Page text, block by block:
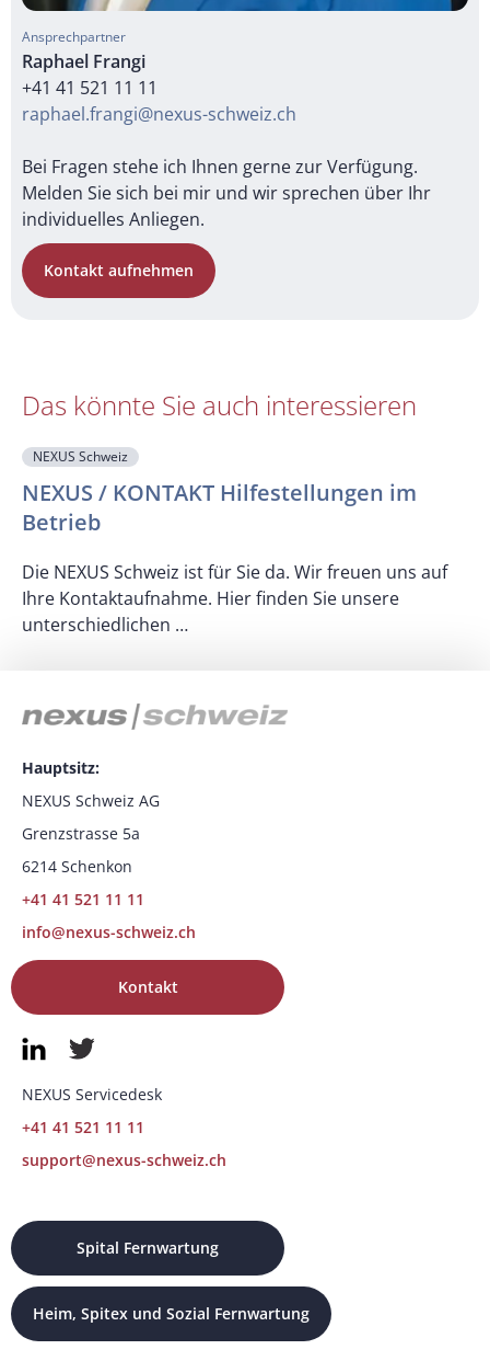
Ansprechpartner
Raphael Frangi
+41 41 521 11 11
raphael.frangi@nexus-schweiz.ch
Bei Fragen stehe ich Ihnen gerne zur Verfügung.
Melden Sie sich bei mir und wir sprechen über Ihr
individuelles Anliegen.
Kontakt aufnehmen
Das könnte Sie auch interessieren
NEXUS Schweiz
NEXUS / KONTAKT Hilfestellungen im
Betrieb
Die NEXUS Schweiz ist für Sie da. Wir freuen uns auf
Ihre Kontaktaufnahme. Hier finden Sie unsere
unterschiedlichen …
Hauptsitz:
NEXUS Schweiz AG
Grenzstrasse 5a
6214 Schenkon
+41 41 521 11 11
info@nexus-schweiz.ch
Kontakt
NEXUS Servicedesk
+41 41 521 11 11
support@nexus-schweiz.ch
Spital Fernwartung
Heim, Spitex und Sozial Fernwartung